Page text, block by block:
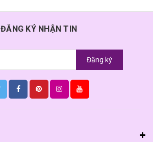
ĐĂNG KÝ NHẬN TIN
Đăng ký